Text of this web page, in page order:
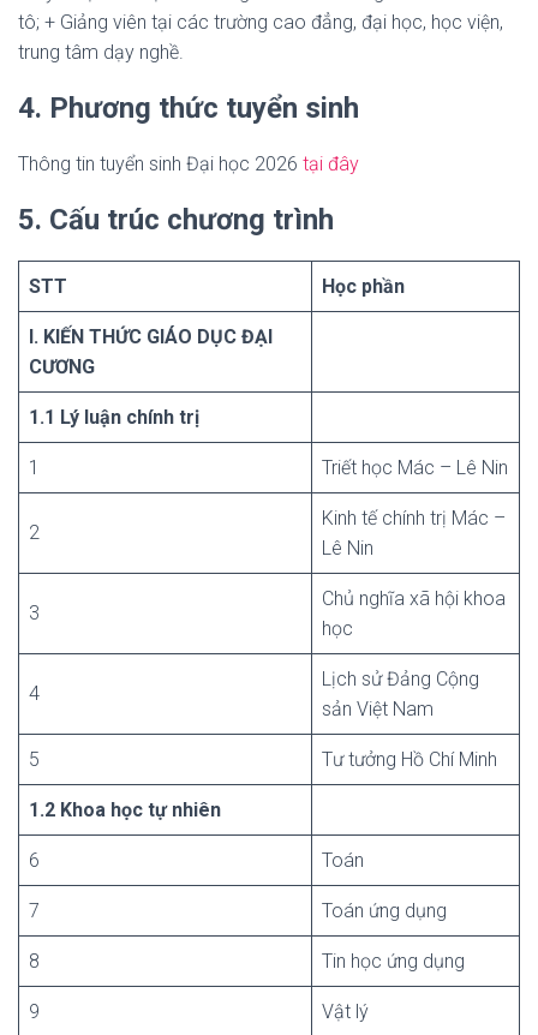
tô; + Giảng viên tại các trường cao đẳng, đại học, học viện,
trung tâm dạy nghề.
4. Phương thức tuyển sinh
Thông tin tuyển sinh Đại học 2026 tại đây
5. Cấu trúc chương trình
STT Học phần
I. KIẾN THỨC GIÁO DỤC ĐẠI
CƯƠNG
1.1 Lý luận chính trị
1 Triết học Mác – Lê Nin
2
Kinh tế chính trị Mác –
Lê Nin
3
Chủ nghĩa xã hội khoa
học
4
Lịch sử Đảng Cộng
sản Việt Nam
5 Tư tưởng Hồ Chí Minh
1.2 Khoa học tự nhiên
6 Toán
7 Toán ứng dụng
8 Tin học ứng dụng
9 Vật lý